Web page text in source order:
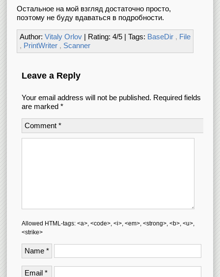
Остальное на мой взгляд достаточно просто,
поэтому не буду вдаваться в подробности.
Author: Vitaly Orlov| Rating: 4/5| Tags: BaseDir, File
, PrintWriter, Scanner
Leave a Reply
Your email address will not be published. Required fields
are marked *
Comment *
Allowed HTML-tags: <a>, <code>, <i>, <em>, <strong>, <b>, <u>,
<strike>
Name *
Email *